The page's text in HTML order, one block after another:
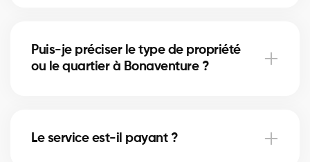
certifié.Puis-je préciser le type de propriété
ou le quartier à Bonaventure ?
appairage.
Le service est-il payant ?